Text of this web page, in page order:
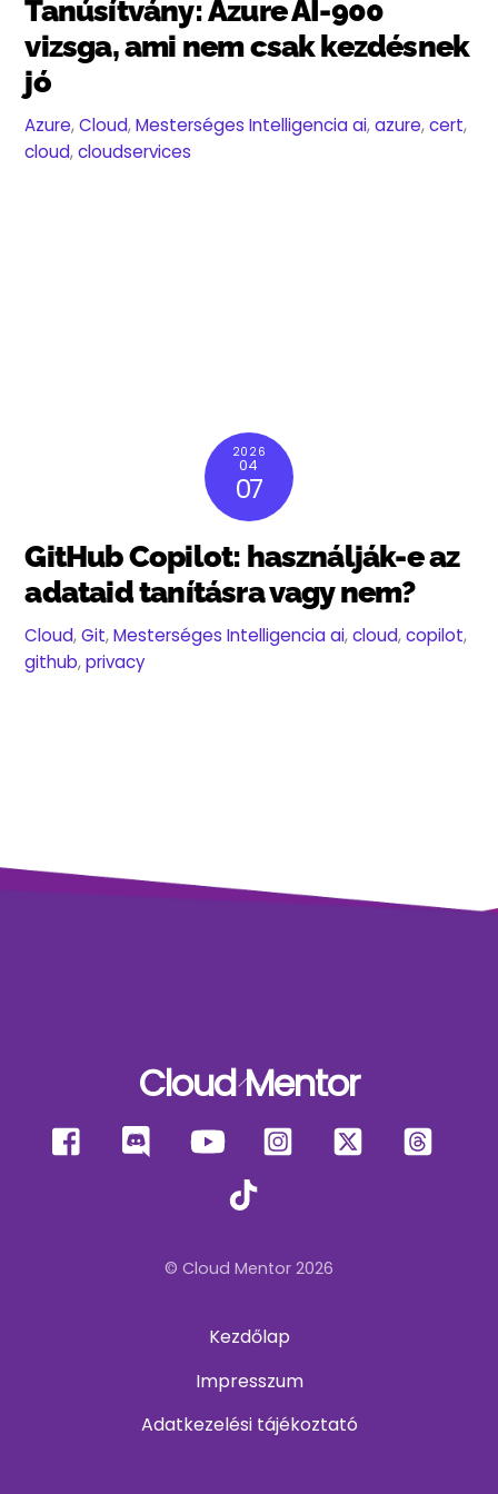
Tanúsítvány: Azure AI-900
vizsga, ami nem csak kezdésnek
jó
Azure,Cloud,Mesterséges Intelligencia ai,azure,cert,
cloud,cloudservices
2026
04
07
GitHub Copilot: használják-e az
adataid tanításra vagy nem?
Cloud,Git,Mesterséges Intelligencia ai,cloud,copilot,
github,privacy
Back
Top
Cloud Mentor
Facebook Discord YouTube Instagram
© Cloud Mentor 2026
Kezdőlap
Impresszum
Adatkezelési tájékoztató